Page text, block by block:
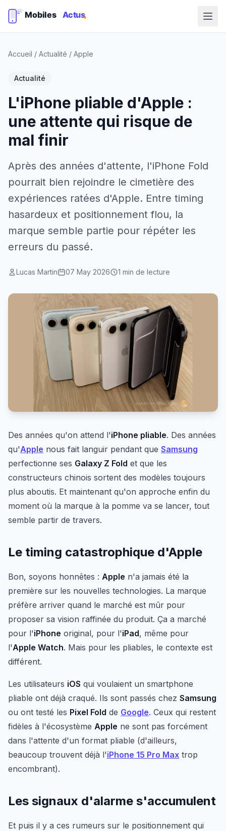
Accueil / Actualité / Apple
Actualité
L'iPhone pliable d'Apple :
une attente qui risque de
mal finir
Après des années d'attente, l'iPhone Fold
pourrait bien rejoindre le cimetière des
expériences ratées d'Apple. Entre timing
hasardeux et positionnement flou, la
marque semble partie pour répéter les
erreurs du passé.
Lucas Martin 07 May 2026 1 min de lecture
Des années qu'on attend l'iPhone pliable. Des années
qu'Apple nous fait languir pendant que Samsung
perfectionne ses Galaxy Z Fold et que les
constructeurs chinois sortent des modèles toujours
plus aboutis. Et maintenant qu'on approche enfin du
moment où la marque à la pomme va se lancer, tout
semble partir de travers.
Le timing catastrophique d'Apple
Bon, soyons honnêtes : Apple n'a jamais été la
première sur les nouvelles technologies. La marque
préfère arriver quand le marché est mûr pour
proposer sa vision raffinée du produit. Ça a marché
pour l'iPhone original, pour l'iPad, même pour
l'Apple Watch. Mais pour les pliables, le contexte est
différent.
Les utilisateurs iOS qui voulaient un smartphone
pliable ont déjà craqué. Ils sont passés chez Samsung
ou ont testé les Pixel Fold de Google. Ceux qui restent
fidèles à l'écosystème Apple ne sont pas forcément
dans l'attente d'un format pliable (d'ailleurs,
beaucoup trouvent déjà l'iPhone 15 Pro Max trop
encombrant).
Les signaux d'alarme s'accumulent
Et puis il y a ces rumeurs sur le positionnement qui